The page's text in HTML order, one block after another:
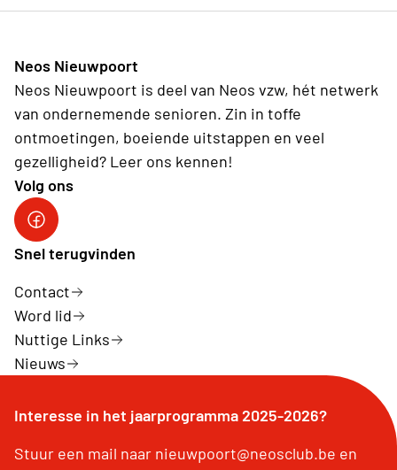
Neos Nieuwpoort
Neos Nieuwpoort is deel van Neos vzw, hét netwerk
van ondernemende senioren. Zin in toffe
ontmoetingen, boeiende uitstappen en veel
gezelligheid? Leer ons kennen!
Volg ons
Neos-Nieuwpoort
Snel terugvinden
Contact
Word lid
Nuttige Links
Nieuws
Interesse in het jaarprogramma 2025-2026?
Stuur een mail naar nieuwpoort@neosclub.be en